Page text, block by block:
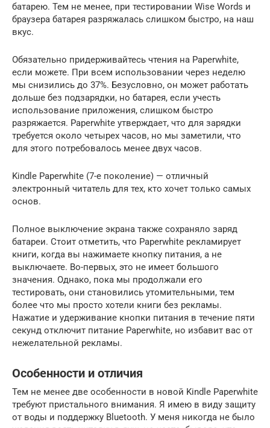
батарею. Тем не менее, при тестировании Wise Words и
браузера батарея разряжалась слишком быстро, на наш
вкус.
Обязательно придерживайтесь чтения на Paperwhite,
если можете. При всем использовании через неделю
мы снизились до 37%. Безусловно, он может работать
дольше без подзарядки, но батарея, если учесть
использование приложения, слишком быстро
разряжается. Paperwhite утверждает, что для зарядки
требуется около четырех часов, но мы заметили, что
для этого потребовалось менее двух часов.
Kindle Paperwhite (7-е поколение) — отличный
электронный читатель для тех, кто хочет только самых
основ.
Полное выключение экрана также сохраняло заряд
батареи. Стоит отметить, что Paperwhite рекламирует
книги, когда вы нажимаете кнопку питания, а не
выключаете. Во-первых, это не имеет большого
значения. Однако, пока мы продолжали его
тестировать, они становились утомительными, тем
более что мы просто хотели книги без рекламы.
Нажатие и удерживание кнопки питания в течение пяти
секунд отключит питание Paperwhite, но избавит вас от
нежелательной рекламы.
Особенности и отличия
Тем не менее две особенности в новой Kindle Paperwhite
требуют пристального внимания. Я имею в виду защиту
от воды и поддержку Bluetooth. У меня никогда не было